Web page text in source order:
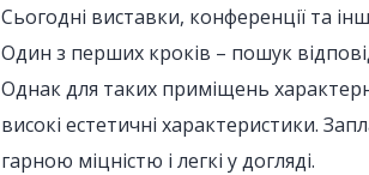
Сьогодні виставки, конференції та
Один з перших кроків – пошук
Однак для таких приміщень
високі естетичні характеристики.
гарною міцністю і легкі у догляді.